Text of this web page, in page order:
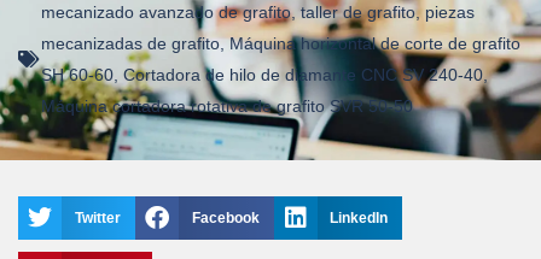
mecanizado avanzado de grafito,taller de grafito, piezas
mecanizadas de grafito,Máquina horizontal de corte de grafito
SH 60-60 Cortadora de hilo de diamante CNC SV 240-40,
Máquina cortadora rotativa de grafito SVR 50-50
Twitter Facebook LinkedIn